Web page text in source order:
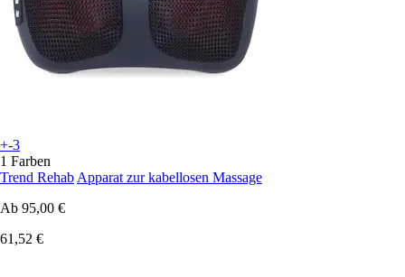
+-3
1 Farben
Trend Rehab Apparat zur kabellosen Massage
Ab 95,00 €
61,52 €